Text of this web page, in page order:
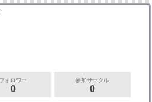
フォロワー
0
参加サークル
0